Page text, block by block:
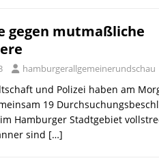
gegen mutmaßliche
hamburgerallgemeinerundschau
und Polizei haben am
19
Hamburger Stadtgebiet
sind […]